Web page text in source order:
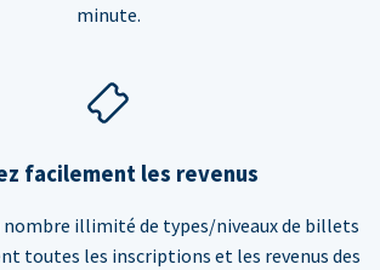
minute.
facilement les revenus
nombre illimité de types/niveaux de billets
toutes les inscriptions et les revenus des